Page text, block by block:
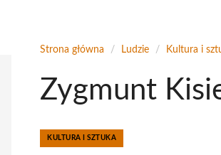
Strona główna / Ludzie / Kultura i
Zygmunt
KULTURA I SZTUKA